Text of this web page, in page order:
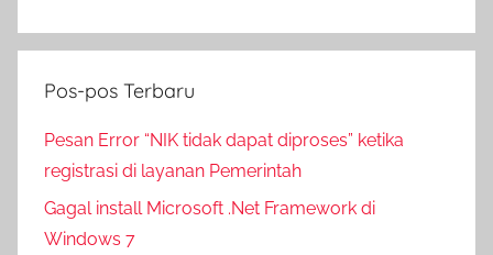
Pos-pos Terbaru
Pesan Error “NIK tidak dapat diproses” ketika
registrasi di layanan Pemerintah
Gagal install Microsoft .Net Framework di
Windows 7